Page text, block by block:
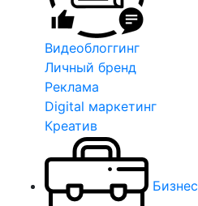
Видеоблоггинг
Личный бренд
Реклама
Digital маркетинг
Креатив
Бизнес